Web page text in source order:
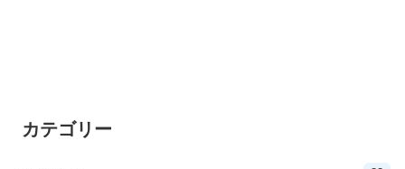
カテゴリー